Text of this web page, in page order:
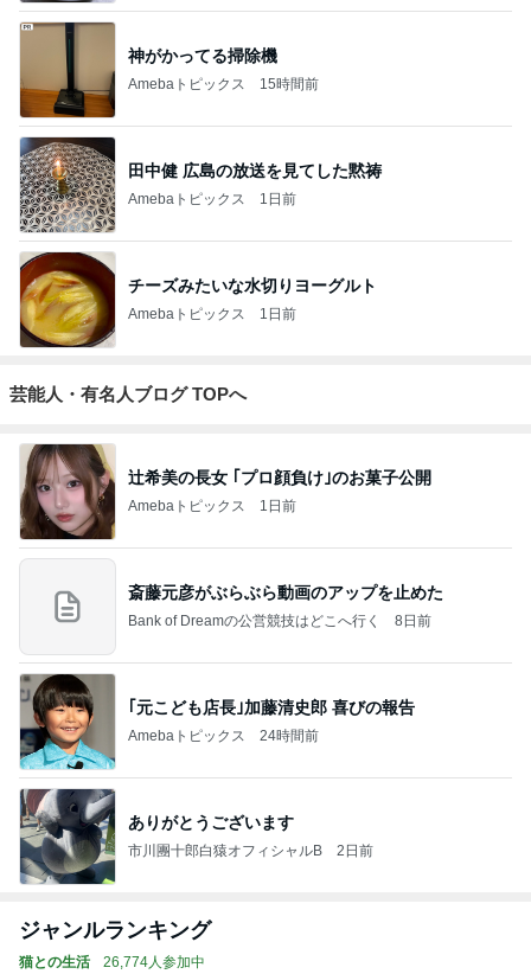
神がかってる掃除機
Amebaトピックス 15時間前
田中健 広島の放送を見てした黙祷
Amebaトピックス 1日前
チーズみたいな水切りヨーグルト
Amebaトピックス 1日前
芸能人・有名人ブログ TOPへ
辻希美の長女 ｢プロ顔負け｣のお菓子公開
Amebaトピックス 1日前
斎藤元彦がぶらぶら動画のアップを止めた
Bank of Dreamの公営競技はどこへ行く 8日前
｢元こども店長｣加藤清史郎 喜びの報告
Amebaトピックス 24時間前
ありがとうございます
市川團十郎白猿オフィシャルB 2日前
ジャンルランキング
猫との生活 26,774人参加中